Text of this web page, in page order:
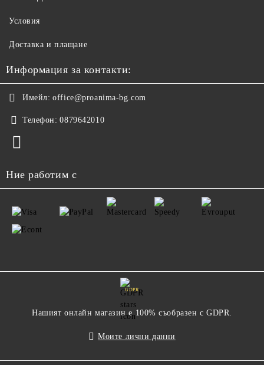
Условия
Доставка и плащане
Информация за контакти:
Имейл: office@proanima-bg.com
Телефон: 0879642010
Ние работим с
GDPR
Нашият онлайн магазин е 100% съобразен с GDPR.
Моите лични данни